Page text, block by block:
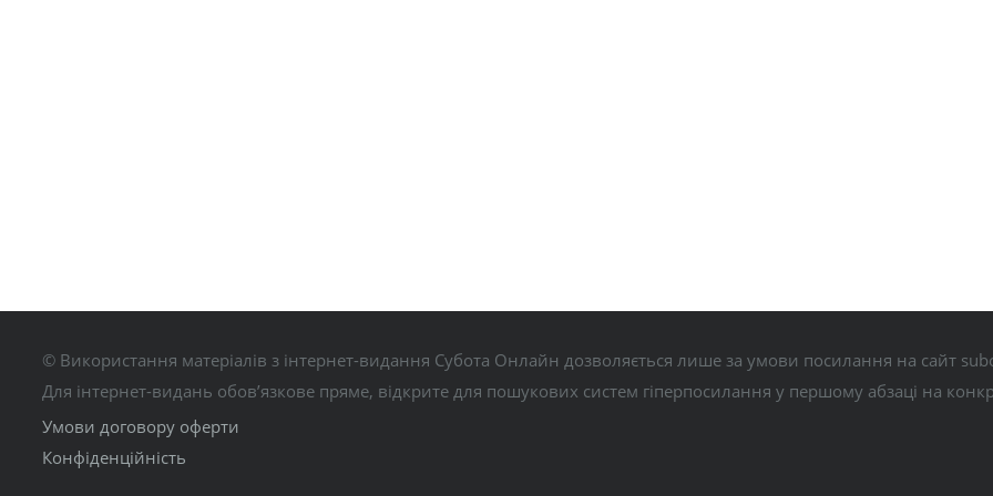
© Використання матеріалів з інтернет-видання Субота Онлайн дозволяється лише за умови посилання на сайт
Для інтернет-видань обов’язкове пряме, відкрите для пошукових систем гіперпосилання у першому абзаці на
Умови договору оферти
Конфіденційність